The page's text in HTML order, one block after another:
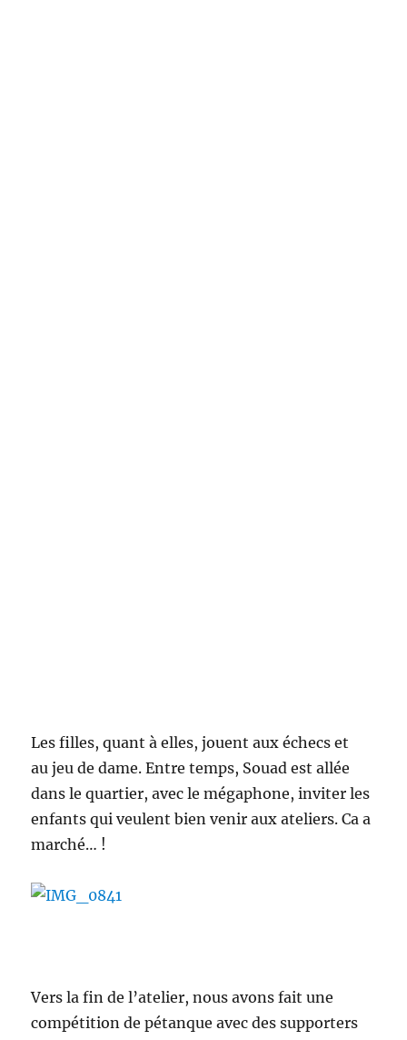
Les filles, quant à elles, jouent aux échecs et
au jeu de dame. Entre temps, Souad est allée
dans le quartier, avec le mégaphone, inviter les
enfants qui veulent bien venir aux ateliers. Ca a
marché… !
Vers la fin de l’atelier, nous avons fait une
compétition de pétanque avec des supporters